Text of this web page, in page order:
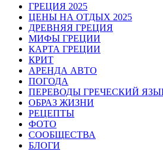
ГРЕЦИЯ 2025
ЦЕНЫ НА ОТДЫХ 2025
ДРЕВНЯЯ ГРЕЦИЯ
МИФЫ ГРЕЦИИ
КАРТА ГРЕЦИИ
КРИТ
АРЕНДА АВТО
ПОГОДА
ПЕРЕВОДЫ ГРЕЧЕСКИЙ
ОБРАЗ ЖИЗНИ
РЕЦЕПТЫ
ФОТО
СООБЩЕСТВА
БЛОГИ